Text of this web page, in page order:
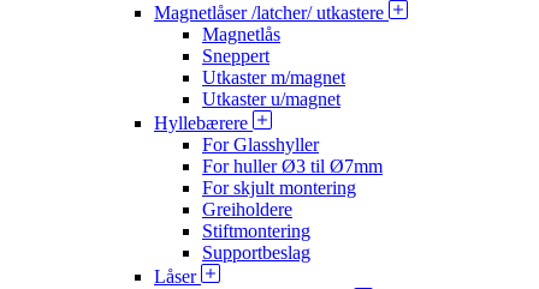
Magnetlåser /latcher/ utkastere
Magnetlås
Sneppert
Utkaster m/magnet
Utkaster u/magnet
Hyllebærere
For Glasshyller
For huller Ø3 til Ø7mm
For skjult montering
Greiholdere
Stiftmontering
Supportbeslag
Låser